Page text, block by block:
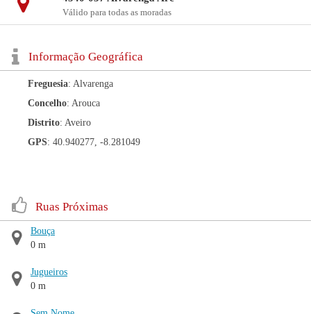
Válido para todas as moradas
Informação Geográfica
Freguesia: Alvarenga
Concelho: Arouca
Distrito: Aveiro
GPS: 40.940277, -8.281049
Ruas Próximas
Bouça
0 m
Jugueiros
0 m